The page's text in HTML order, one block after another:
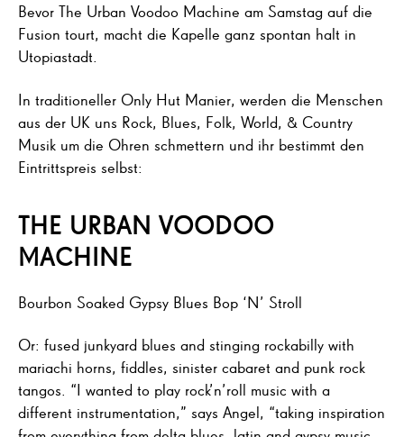
Bevor The Urban Voodoo Machine am Samstag auf die
Fusion tourt, macht die Kapelle ganz spontan halt in
Utopiastadt.
In traditioneller Only Hut Manier, werden die Menschen
aus der UK uns Rock, Blues, Folk, World, & Country
Musik um die Ohren schmettern und ihr bestimmt den
Eintrittspreis selbst:
THE URBAN VOODOO
MACHINE
Bourbon Soaked Gypsy Blues Bop ‘N’ Stroll
Or: fused junkyard blues and stinging rockabilly with
mariachi horns, fiddles, sinister cabaret and punk rock
tangos. “I wanted to play rock’n’roll music with a
different instrumentation,” says Angel, “taking inspiration